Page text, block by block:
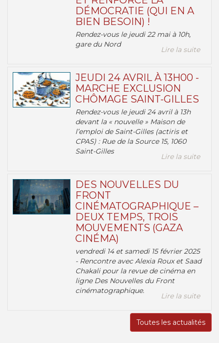
DÉMOCRATIE (QUI EN A
BIEN BESOIN) !
Rendez-vous le jeudi 22 mai à 10h,
gare du Nord
Lire la suite
JEUDI 24 AVRIL À 13H00 -
MARCHE EXCLUSION
CHÔMAGE SAINT-GILLES
Rendez-vous le jeudi 24 avril à 13h
devant la « nouvelle » Maison de
l’emploi de Saint-Gilles (actiris et
CPAS) : Rue de la Source 15, 1060
Saint-Gilles
Lire la suite
DES NOUVELLES DU
FRONT
CINÉMATOGRAPHIQUE –
DEUX TEMPS, TROIS
MOUVEMENTS (GAZA
CINÉMA)
vendredi 14 et samedi 15 février 2025
- Rencontre avec Alexia Roux et Saad
Chakali pour la revue de cinéma en
ligne Des Nouvelles du Front
cinématographique.
Lire la suite
Toutes les actualités